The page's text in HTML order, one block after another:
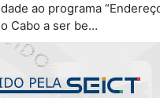
ao programa
Cabo a ser be…